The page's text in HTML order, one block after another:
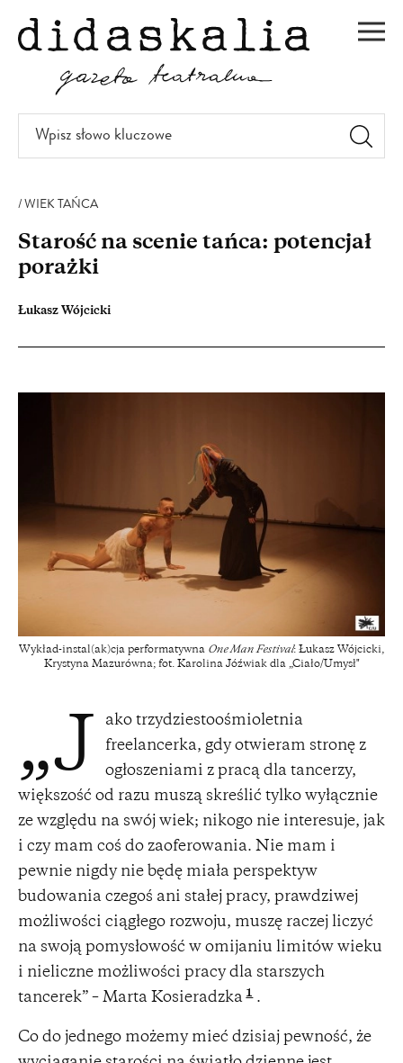
DO
TREŚCI
Wpisz
słowo
WIEK TAŃCA
Starość na scenie tańca: potencjał
porażki
Łukasz Wójcicki
Wykład-instal(ak)cja performatywna One Man Festival: Łukasz Wójcicki,
Krystyna Mazurówna; fot. Karolina Jóźwiak dla „Ciało/Umysł"
„J
ako trzydziestoośmioletnia
freelancerka, gdy otwieram stronę z
ogłoszeniami z pracą dla tancerzy,
większość od razu muszą skreślić tylko wyłącznie
ze względu na swój wiek; nikogo nie interesuje, jak
i czy mam coś do zaoferowania. Nie mam i
pewnie nigdy nie będę miała perspektyw
budowania czegoś ani stałej pracy, prawdziwej
możliwości ciągłego rozwoju, muszę raczej liczyć
na swoją pomysłowość w omijaniu limitów wieku
i nieliczne możliwości pracy dla starszych
tancerek” – Marta Kosieradzka 1 .
Co do jednego możemy mieć dzisiaj pewność, że